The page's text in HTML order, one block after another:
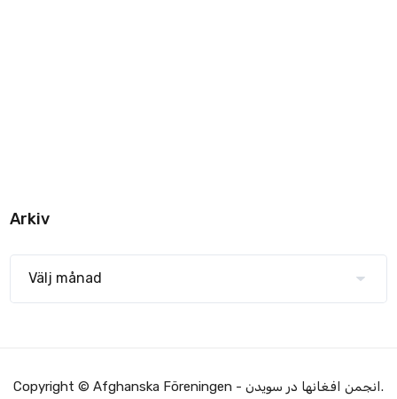
Arkiv
Copyright © Afghanska Föreningen - انجمن افغانها در سویدن.